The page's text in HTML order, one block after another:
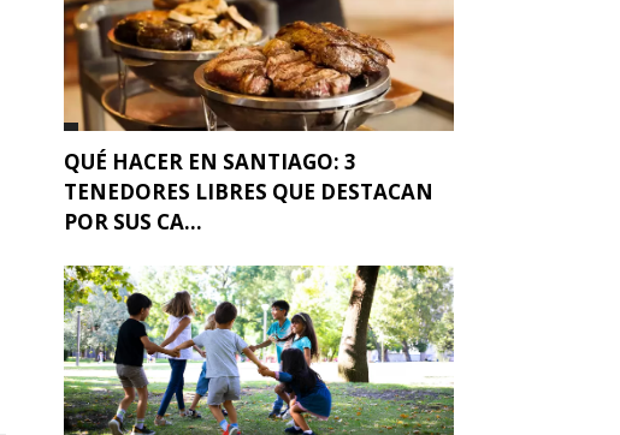
QUÉ HACER EN SANTIAGO: 3
TENEDORES LIBRES QUE DESTACAN
POR SUS CA...